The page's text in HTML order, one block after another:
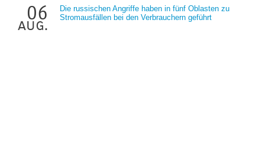
06
aug.
Die russischen Angriffe haben in fünf Oblasten zu
Stromausfällen bei den Verbrauchern geführt